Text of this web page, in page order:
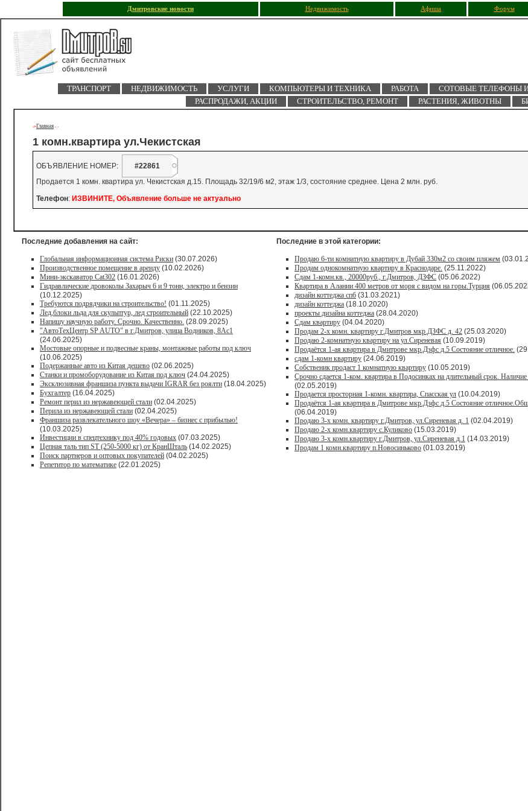
Дмитровские новости Недвижимость Афиша Форум
ТРАНСПОРТ НЕДВИЖИМОСТЬ УСЛУГИ КОМПЬЮТЕРЫ И ТЕХНИКА РАБОТА СОТОВЫЕ ТЕЛЕФОНЫ
РАСПРОДАЖИ, АКЦИИ
СТРОИТЕЛЬСТВО, РЕМОНТ РАСТЕНИЯ, ЖИВОТНЫ
->Главная - -
1 комн.квартира ул.Чекистская
ОБЪЯВЛЕНИЕ НОМЕР:
#22861
Продается 1 комн. квартира ул. Чекистская д.15. Площадь 32/19/6 м2, этаж 1/3, состояние среднее. Цена 2 млн. руб.
Телефон: ИЗВИНИТЕ, Объявление больше не актуально
Последние добавления на сайт:
Глобальная информационная система Риски (30.07.2026)
Производственное помещение в аренду (10.02.2026)
Мини-экскаватор Cat302 (16.01.2026)
Гидравлические дровоколы Захарыч 6 и 9 тонн, электро и бензин
(10.12.2025)
Требуются подрядчики на строительство! (01.11.2025)
Лед,блоки льда для скульптур, лед строительный (22.10.2025)
Напишу научную работу. Срочно. Качественно. (28.09.2025)
"АвтоТехЦентр SP AUTO" в г.Дмитров, улица Водников, 8Ас1
(24.06.2025)
Мостовые опорные и подвесные краны, монтажные работы под ключ
(10.06.2025)
Подержанные авто из Китая дешево (02.06.2025)
Станки и промоборудование из Китая под ключ (24.04.2025)
Эксклюзивная франшиза пункта выдачи IGRAR без роялти (18.04.2025)
Бухгалтер (16.04.2025)
Ремонт перил из нержавеющей стали (02.04.2025)
Перила из нержавеющей стали (02.04.2025)
Франшиза развлекательного шоу «Вечера» – бизнес с прибылью!
(10.03.2025)
Инвестиции в спецтехнику под 40% годовых (07.03.2025)
Цепная таль тип ST (250-5000 кг) от КранШталь (14.02.2025)
Поиск партнеров и оптовых покупателей (04.02.2025)
Репетитор по математике (22.01.2025)
Последние в этой категории:
Продаю 6-ти комнатную квартиру в Дубай 330м2 со своим пляжем
Продам однокомнатную квартиру в Краснодаре. (25.11.2022)
Сдам 1-комн.кв., 20000руб., г.Дмитров, ДЗФС (05.06.2022)
Квартира в Алании 400 метров от моря с видом на горы.Турция
дизайн коттеджа спб (31.03.2021)
дизайн коттеджа (18.10.2020)
проекты дизайна коттеджа (28.04.2020)
Сдам квартиру (04.04.2020)
Продам 2-х комн. квартиру г.Дмитров мкр.ДЗФС д. 42 (25.03.2020)
Продаю 2-комнатную квартиру на ул.Сиреневая (10.09.2019)
Продаётся 1-ая квартира в Дмитрове мкр.Дзфс д.5 Состояние отличное.
сдам 1-комн квартиру (24.06.2019)
Собственик продаст 1 комнатную квартиру (10.05.2019)
Срочно сдается 1-ком. квартира в Подосинках на длительный срок.
(02.05.2019)
Продается просторная 1-комн. квартира, Спасская ул (10.04.2019)
Продаётся 1-ая квартира в Дмитрове мкр.Дзфс д.5 Состояние
(06.04.2019)
Продаю 3-х комн. квартиру г.Дмитров, ул.Сиреневая д. 1 (02.04.2019)
Продаю 2-х комн.квартиру с.Куликово (15.03.2019)
Продаю 3-х комн.квартиру г.Дмитров, ул.Сиреневая д.1 (14.03.2019)
Продам 1 комн.квартиру п.Новосиньково (01.03.2019)